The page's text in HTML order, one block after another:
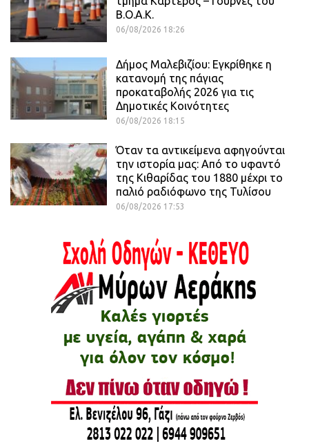
Β.Ο.Α.Κ.
06/08/2026 18:26
Δήμος Μαλεβιζίου: Εγκρίθηκε η
κατανομή της πάγιας
προκαταβολής 2026 για τις
Δημοτικές Κοινότητες
06/08/2026 18:15
Όταν τα αντικείμενα αφηγούνται
την ιστορία μας: Από το υφαντό
της Κιθαρίδας του 1880 μέχρι το
παλιό ραδιόφωνο της Τυλίσου
06/08/2026 17:53